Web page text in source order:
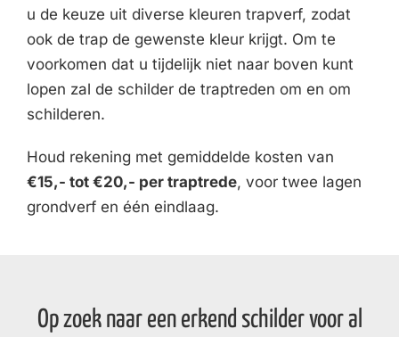
u de keuze uit diverse kleuren trapverf, zodat
ook de trap de gewenste kleur krijgt. Om te
voorkomen dat u tijdelijk niet naar boven kunt
lopen zal de schilder de traptreden om en om
schilderen.
Houd rekening met gemiddelde kosten van
€15,- tot €20,- per traptrede, voor twee lagen
grondverf en één eindlaag.
Op zoek naar een erkend schilder voor al